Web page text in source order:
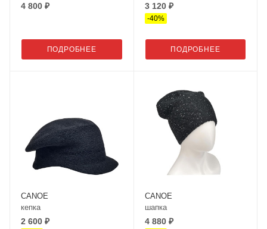
4 800 ₽
ПОДРОБНЕЕ
3 120 ₽
-40%
ПОДРОБНЕЕ
CANOE
кепка
2 600 ₽
CANOE
шапка
4 880 ₽